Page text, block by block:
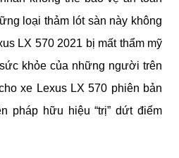
loại thảm lót sàn này không
LX 570 2021 bị mất thẩm mỹ
khỏe của những người trên
xe Lexus LX 570 phiên bản
pháp hữu hiệu “trị” dứt điểm